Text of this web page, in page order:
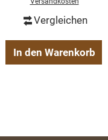
Vergleichen
In den Warenkorb